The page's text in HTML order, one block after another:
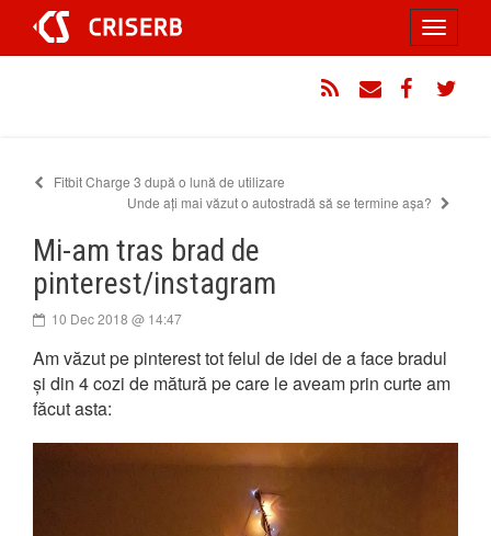
conținut
Toggle
Fitbit Charge 3 după o lună de utilizare
Unde ați mai văzut o autostradă să se termine așa?
Mi-am tras brad de
pinterest/instagram
10 Dec 2018 @ 14:47
Am văzut pe pinterest tot felul de idei de a face bradul
și din 4 cozi de mătură pe care le aveam prin curte am
făcut asta: